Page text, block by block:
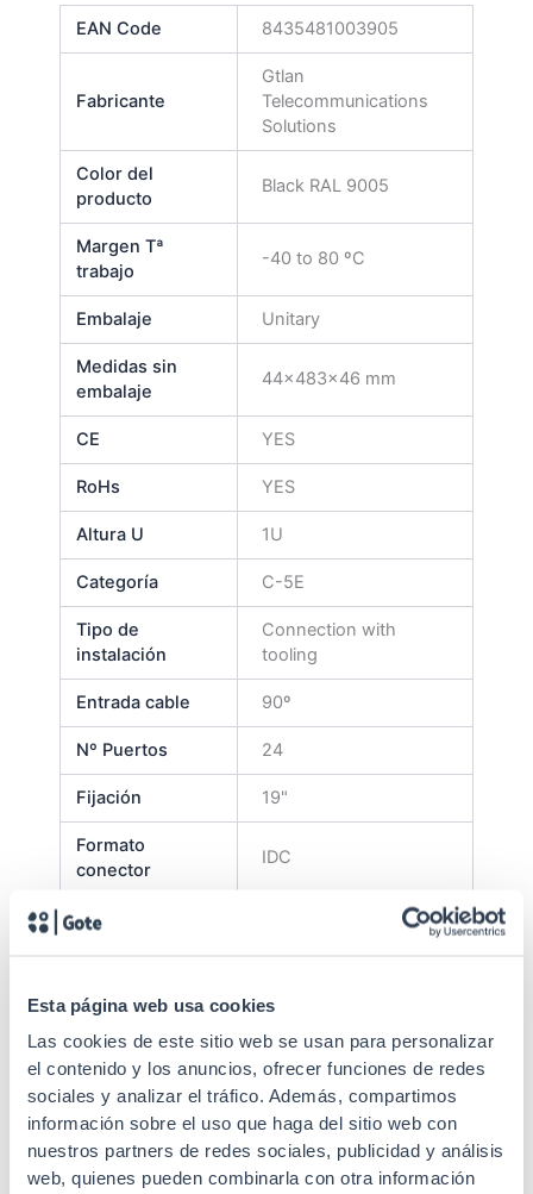
Esta página web usa cookies
Las cookies de este sitio web se usan para personalizar
el contenido y los anuncios, ofrecer funciones de redes
sociales y analizar el tráfico. Además, compartimos
información sobre el uso que haga del sitio web con
nuestros partners de redes sociales, publicidad y análisis
web, quienes pueden combinarla con otra información
EAN Code 8435481003905
Fabricante
Gtlan
Telecommunications
Solutions
Color del
producto
Black RAL 9005
Margen Tª
trabajo
-40 to 80 ºC
Embalaje Unitary
Medidas sin
embalaje
44x483x46 mm
CE YES
RoHs YES
Altura U 1U
Categoría C-5E
Tipo de
instalación
Connection with
tooling
Entrada cable 90º
Nº Puertos 24
Fijación 19"
Formato
conector
IDC
Tipo conector
Apantallado No (UTP)
Durabilidad 750 connections
Conexión 110
Sección AWG 22-26